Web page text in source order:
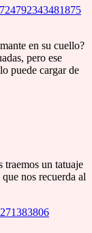
en su cuello?
pero ese
puede cargar de
traemos un tatuaje
nos recuerda al